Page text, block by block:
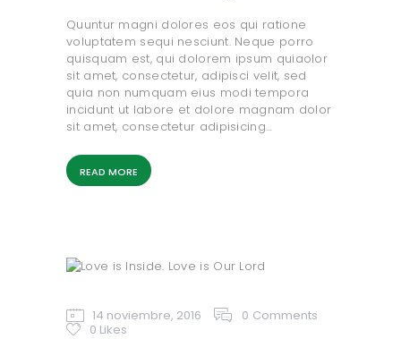
Quuntur magni dolores eos qui ratione
voluptatem sequi nesciunt. Neque porro
quisquam est, qui dolorem ipsum quiaolor
sit amet, consectetur, adipisci velit, sed
quia non numquam eius modi tempora
incidunt ut labore et dolore magnam dolor
sit amet, consectetur adipisicing…
READ MORE
14 noviembre, 2016 0 Comments
0 Likes